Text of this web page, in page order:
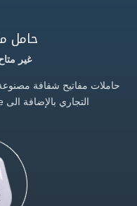
حامل
غير
حاملات مفاتيح شفافة
التجاري بالإضافة الى QR-Code الخاص بصفحتك لدينا .